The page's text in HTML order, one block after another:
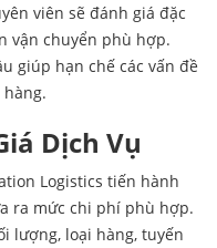
viên sẽ đánh giá đặc
vận chuyển phù hợp.
giúp hạn chế các vấn đề
Dịch Vụ
Logistics tiến hành
ra mức chi phí phù hợp.
lượng, loại hàng, tuyến